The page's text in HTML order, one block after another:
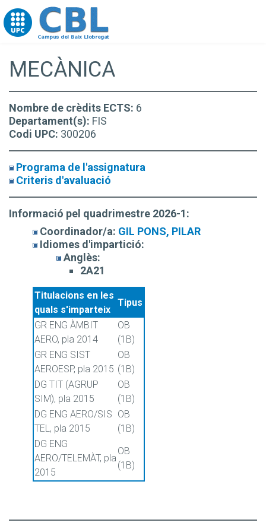
Go to upc.edu
MECÀNICA
Nombre de crèdits ECTS: 6
Departament(s): FIS
Codi UPC: 300206
Programa de l'assignatura
Criteris d'avaluació
Informació pel quadrimestre 2026-1:
Coordinador/a: GIL PONS, PILAR
Idiomes d'impartició:
Anglès:
2A21
Titulacions en les
quals s'imparteix
Tipus
GR ENG ÀMBIT
AERO, pla 2014
OB
(1B)
GR ENG SIST
AEROESP, pla 2015
OB
(1B)
DG TIT (AGRUP
SIM), pla 2015
OB
(1B)
DG ENG AERO/SIS
TEL, pla 2015
OB
(1B)
DG ENG
AERO/TELEMÀT, pla
2015
OB
(1B)